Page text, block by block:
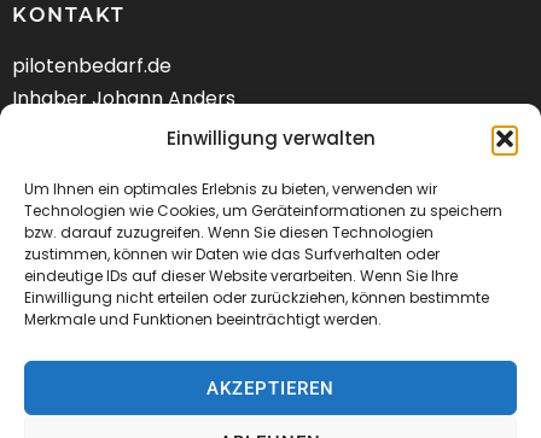
Einwilligung verwalten
Um Ihnen ein optimales Erlebnis zu bieten, verwenden wir
Technologien wie Cookies, um Geräteinformationen zu speichern
bzw. darauf zuzugreifen. Wenn Sie diesen Technologien
zustimmen, können wir Daten wie das Surfverhalten oder
eindeutige IDs auf dieser Website verarbeiten. Wenn Sie Ihre
Einwilligung nicht erteilen oder zurückziehen, können bestimmte
Merkmale und Funktionen beeinträchtigt werden.
AKZEPTIEREN
KONTAKT
pilotenbedarf.de
Inhaber Johann Anders
Am Schwarzen Berg 58
Tel.: +49 (04141) 9288240
Mail:kontakt@pilotenbedarf.de
© 2026 Pilotenbedarf.de